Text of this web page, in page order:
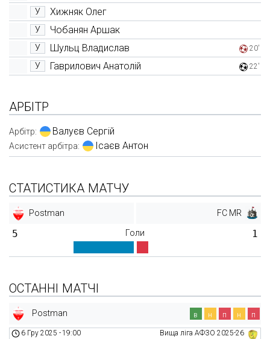
У Хижняк Олег
У Чобанян Аршак
У Шульц Владислав 20'
У Гаврилович Анатолій 22'
АРБІТР
Арбітр: Валуєв Сергій
Асистент арбітра: Ісаєв Антон
СТАТИСТИКА МАТЧУ
Postman FC MR
5 Голи 1
ОСТАННІ МАТЧІ
Postman в н п н п
Вища ліга АФЗО 2025-26
6 Гру 2025 -19:00